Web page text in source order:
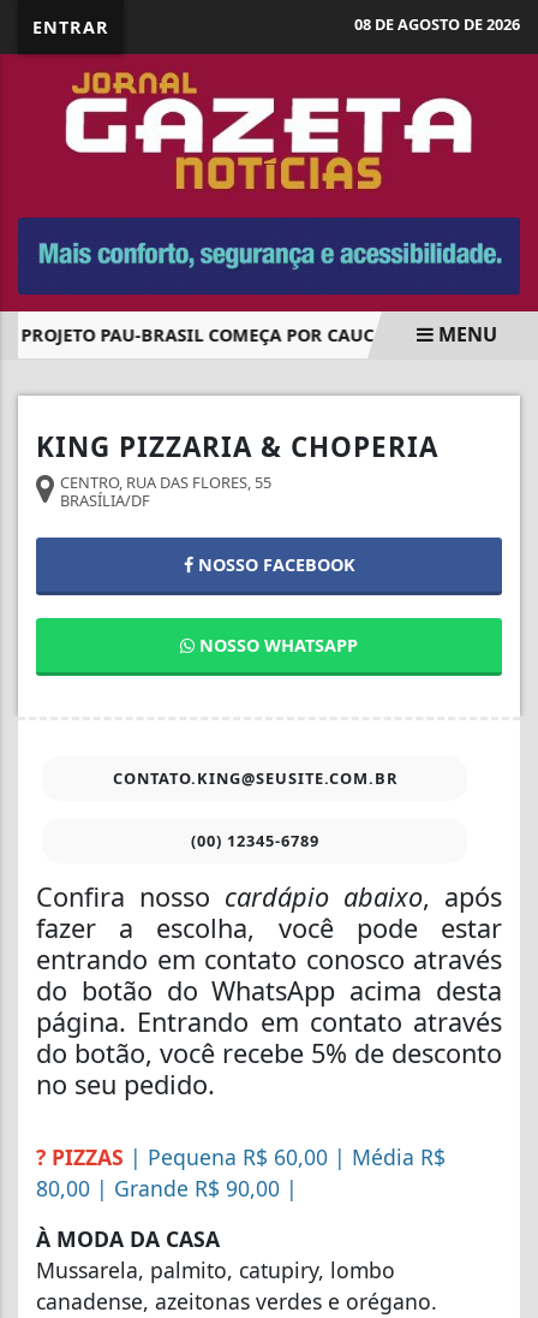
ENTRAR 08 DE AGOSTO DE 2026
PROJETO PAU-BRASIL COMEÇA POR CAUCAIA DO ALTO E
MENU
KING PIZZARIA & CHOPERIA
CENTRO, RUA DAS FLORES, 55
BRASÍLIA/DF
NOSSO FACEBOOK
NOSSO WHATSAPP
CONTATO.KING@SEUSITE.COM.BR
(00) 12345-6789
Confira nosso cardápio abaixo, após
fazer a escolha, você pode estar
entrando em contato conosco através
do botão do WhatsApp acima desta
página. Entrando em contato através
do botão, você recebe 5% de desconto
no seu pedido.
? PIZZAS | Pequena R$ 60,00 | Média R$
80,00 | Grande R$ 90,00 |
À MODA DA CASA
Mussarela, palmito, catupiry, lombo
canadense, azeitonas verdes e orégano.